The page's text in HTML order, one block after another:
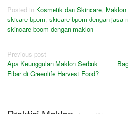
Posted in Kosmetik dan Skincare, Maklon
skicare bpom, skicare bpom dengan jasa
skincare bpom dengan maklon
Post
navigation
Previous post
Apa Keunggulan Maklon Serbuk
Fiber di Greenlife Harvest Food?